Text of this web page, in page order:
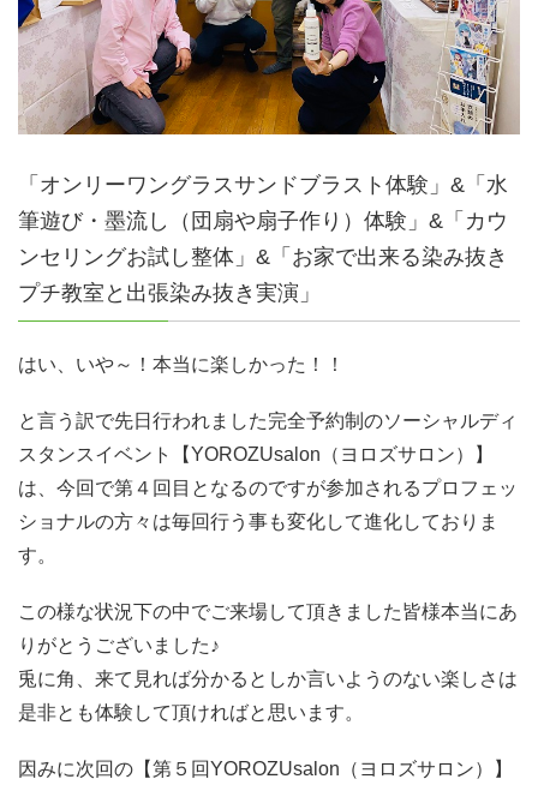
「オンリーワングラスサンドブラスト体験」&「水
筆遊び・墨流し（団扇や扇子作り）体験」&「カウ
ンセリングお試し整体」&「お家で出来る染み抜き
プチ教室と出張染み抜き実演」
はい、いや～！本当に楽しかった！！
と言う訳で先日行われました完全予約制のソーシャルディ
スタンスイベント【YOROZUsalon（ヨロズサロン）】
は、今回で第４回目となるのですが参加されるプロフェッ
ショナルの方々は毎回行う事も変化して進化しておりま
す。
この様な状況下の中でご来場して頂きました皆様本当にあ
りがとうございました♪
兎に角、来て見れば分かるとしか言いようのない楽しさは
是非とも体験して頂ければと思います。
因みに次回の【第５回YOROZUsalon（ヨロズサロン）】